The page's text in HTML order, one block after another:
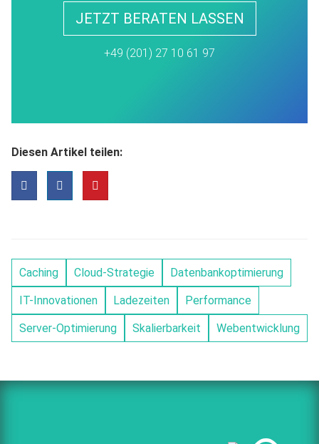
JETZT BERATEN LASSEN
+49 (201) 27 10 61 97
Diesen Artikel teilen:
Caching Cloud-Strategie Datenbankoptimierung
IT-Innovationen Ladezeiten Performance
Server-Optimierung Skalierbarkeit Webentwicklung